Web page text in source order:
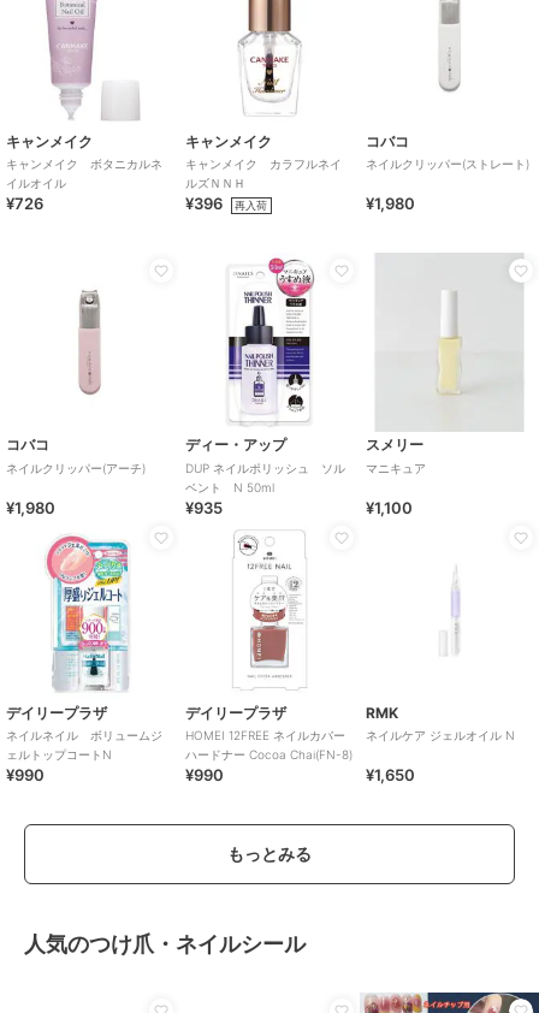
キャンメイク
キャンメイク ボタニカルネ
イルオイル
¥726
キャンメイク
キャンメイク カラフルネイ
ルズＮＮＨ
¥396 再入荷
コバコ
ネイルクリッパー(ストレート)
¥1,980
コバコ
ネイルクリッパー(アーチ)
¥1,980
ディー・アップ
DUP ネイルポリッシュ ソル
ベント N 50ml
¥935
スメリー
マニキュア
¥1,100
デイリープラザ
ネイルネイル ボリュームジ
ェルトップコートN
¥990
デイリープラザ
HOMEI 12FREE ネイルカバー
ハードナー Cocoa Chai(FN-8)
¥990
RMK
ネイルケア ジェルオイル N
¥1,650
もっとみる
人気のつけ爪・ネイルシール